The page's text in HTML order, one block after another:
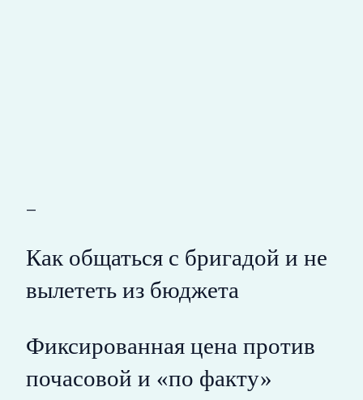
—
Как общаться с бригадой и не
вылететь из бюджета
Фиксированная цена против
почасовой и «по факту»